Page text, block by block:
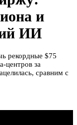
и
ИИ
рекордные $75
центров за
сравним с